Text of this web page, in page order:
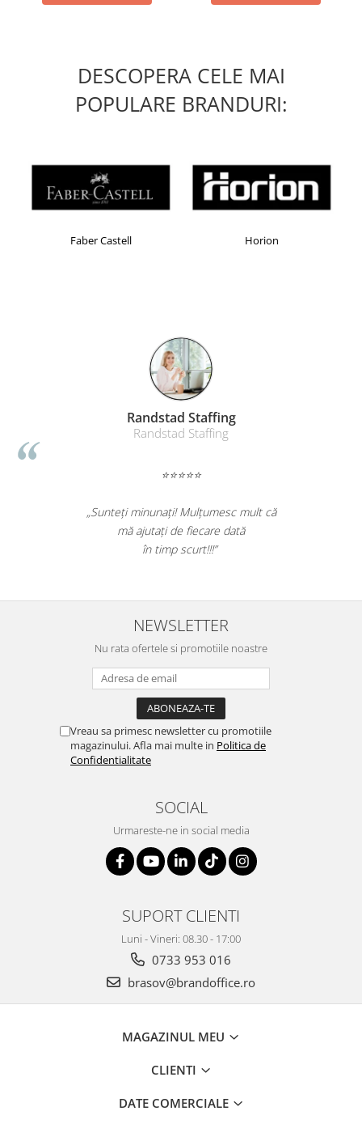
DESCOPERA CELE MAI
POPULARE BRANDURI:
Faber Castell Horion
Randstad Staffing
Randstad Staffing
⭐⭐⭐⭐⭐
„Sunteți minunați! Mulțumesc mult că
mă ajutați de fiecare dată
în timp scurt!!!”
NEWSLETTER
Nu rata ofertele si promotiile noastre
Vreau sa primesc newsletter cu promotiile
magazinului. Afla mai multe in Politica de
Confidentialitate
SOCIAL
Urmareste-ne in social media
SUPORT CLIENTI
Luni - Vineri: 08.30 - 17:00
0733 953 016
brasov@brandoffice.ro
MAGAZINUL MEU
CLIENTI
DATE COMERCIALE